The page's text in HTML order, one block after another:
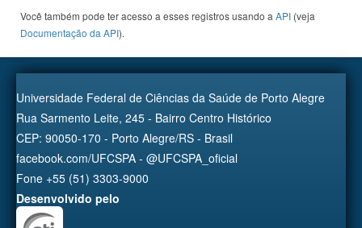
Você também pode ter acesso a esses registros usando a API (veja
Documentação da API).
Universidade Federal de Ciências da Saúde de Porto Alegre
Rua Sarmento Leite, 245 - Bairro Centro Histórico
CEP: 90050-170 - Porto Alegre/RS - Brasil
facebook.com/UFCSPA - @UFCSPA_oficial
Fone +55 (51) 3303-9000
Desenvolvido pelo